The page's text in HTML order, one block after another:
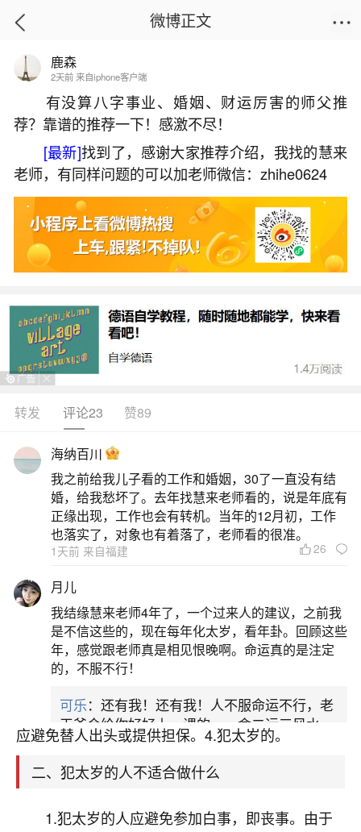
首页
犯太岁的人不适合做什么？
2026-06-01 21:08:16 22 6 赞
生活中像犯太岁的人不适合做什么？都是很常
见的问题，但是小问题不注意可能会引起大麻烦，
下面就这个问题给大家做一些解读：
一、犯太岁时哪些事不能做
1.在犯太岁的年份里，犯太岁的人应当避免参
加葬礼。虽然犯太岁者的个人运势未必都会走低，
但按照传统观念，犯太岁者的八字和流年大运中的
五行力量可能会有所变动。2.在犯太岁的年份，犯
太岁的人应谨慎参加婴儿满月等喜庆活动。有人可
能会觉得这并无不妥，但实际上，根据古代的风俗
习惯，生产被视为“隐晦之事”。3.犯太岁的人在当年
应避免替人出头或提供担保。4.犯太岁的。
二、犯太岁的人不适合做什么
1.犯太岁的人应避免参加白事，即丧事。由于
微博正文
鹿森
2天前 来自iphone客户端
有没算八字事业、婚姻、财运厉害的师父推
荐？靠谱的推荐一下！感激不尽！
[最新]找到了，感谢大家推荐介绍，我找的慧来
老师，有同样问题的可以加老师微信：zhihe0624
转发 评论23 赞89
海纳百川
我之前给我儿子看的工作和婚姻，30了一直没有结
婚，给我愁坏了。去年找慧来老师看的，说是年底有
正缘出现，工作也会有转机。当年的12月初，工作
也落实了，对象也有着落了，老师看的很准。
1天前 来自福建 26
月儿
我结缘慧来老师4年了，一个过来人的建议，之前我
是不信这些的，现在每年化太岁，看年卦。回顾这些
年，感觉跟老师真是相见恨晚啊。命运真的是注定
的，不服不行！
可乐：还有我！还有我！人不服命运不行，老
天爷会给你好好上一课的。一命二运三风水，
哪样不服都不行！
平安是福：我也是每年找老师化太岁，看年
卦，认识老师3年了，都是缘分啊！
17分钟前 来自湖北 19